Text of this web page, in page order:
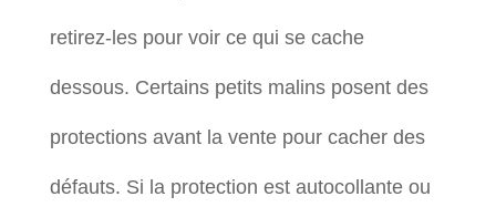
retirez-les pour voir ce qui se cache
dessous. Certains petits malins posent des
protections avant la vente pour cacher des
défauts. Si la protection est autocollante ou